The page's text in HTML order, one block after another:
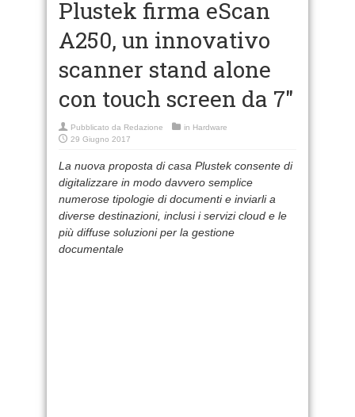
Plustek firma eScan
A250, un innovativo
scanner stand alone
con touch screen da 7″
Pubblicato da Redazione in Hardware
29 Giugno 2017
La nuova proposta di casa Plustek consente di
digitalizzare in modo davvero semplice
numerose tipologie di documenti e inviarli a
diverse destinazioni, inclusi i servizi cloud e le
più diffuse soluzioni per la gestione
documentale